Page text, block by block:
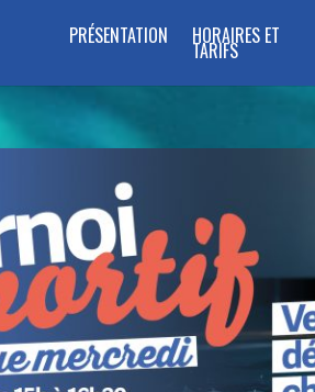
PRÉSENTATION HORAIRES ET
TARIFS